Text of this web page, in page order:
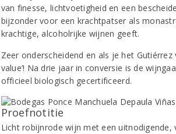
van finesse, lichtvoetigheid en een
bijzonder voor een krachtpatser als
krachtige, alcoholrijke wijnen geeft.
Zeer onderscheidend en als je het Gutiérrez
value’! Na drie jaar in conversie is de
officieel biologisch gecertificeerd.
Proefnotitie
Licht robijnrode wijn met een uitnodigende,